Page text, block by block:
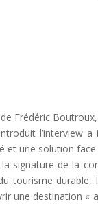
Frédéric
l’interview
et une solution
signature de la
tourisme
une destination «